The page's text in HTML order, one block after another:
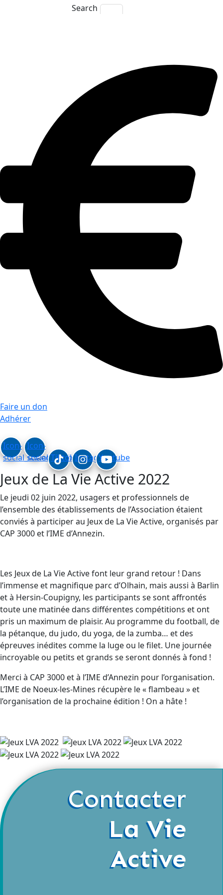
Faire un don
Adhérer
Icon-
social_linkedin
Icon-
social_facebook
TiktokInstagramYoutube
Search
Jeux de La Vie Active 2022
Le jeudi 02 juin 2022, usagers et professionnels de
l’ensemble des établissements de l’Association étaient
conviés à participer au Jeux de La Vie Active, organisés par
CAP 3000 et l’IME d’Annezin.
Les Jeux de La Vie Active font leur grand retour ! Dans
l’immense et magnifique parc d’Olhain, mais aussi à Barlin
et à Hersin-Coupigny, les participants se sont affrontés
toute une matinée dans différentes compétitions et ont
pris un maximum de plaisir. Au programme du football, de
la pétanque, du judo, du yoga, de la zumba… et des
épreuves inédites comme la luge ou le filet. Une journée
incroyable ou petits et grands se seront donnés à fond !
Merci à CAP 3000 et à l’IME d’Annezin pour l’organisation.
L’IME de Noeux-les-Mines récupère le « flambeau » et
l’organisation de la prochaine édition ! On a hâte !
Contacter
La Vie
Active